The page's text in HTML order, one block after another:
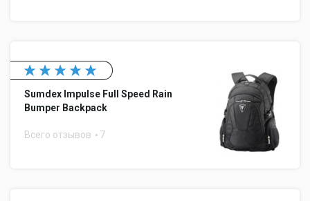
Sumdex Impulse Full Speed Rain
Bumper Backpack
Всего отзывов 7